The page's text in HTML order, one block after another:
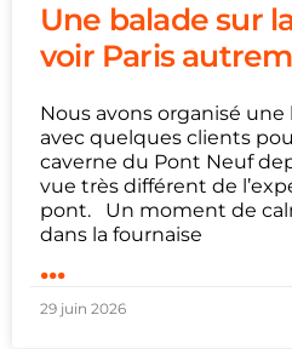
Une balade sur
voir Paris
Nous avons organisé une
avec quelques clients
caverne du Pont Neuf
vue très différent de
pont. Un moment de
dans la fournaise
...
29 juin 2026